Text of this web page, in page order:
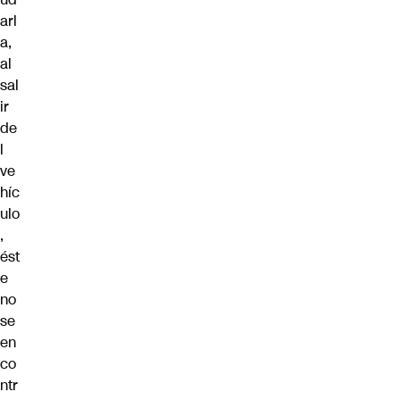
arl
a,
al
sal
ir
de
l
ve
híc
ulo
,
ést
e
no
se
en
co
ntr